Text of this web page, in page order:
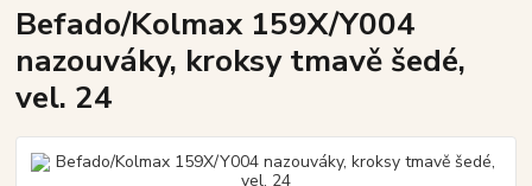
Befado/Kolmax 159X/Y004
nazouváky, kroksy tmavě šedé,
vel. 24